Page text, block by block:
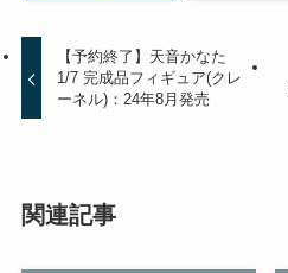
【予約終了】天音かなた
1/7 完成品フィギュア(クレ
ーネル)：24年8月発売
関連記事